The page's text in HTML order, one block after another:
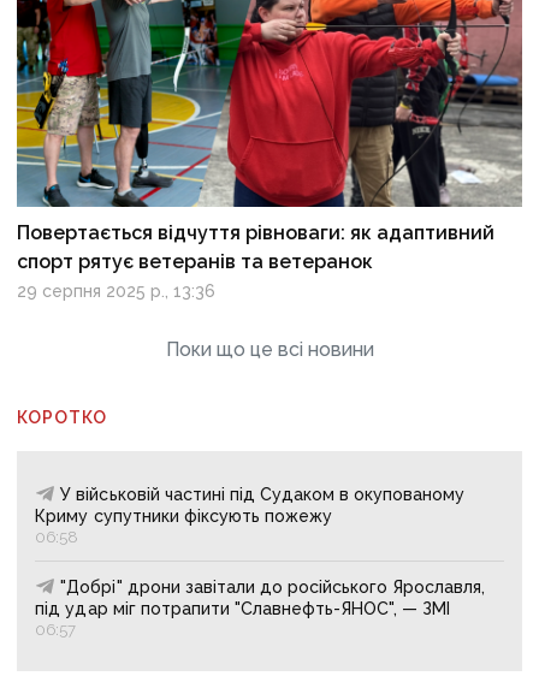
Повертається відчуття рівноваги: як адаптивний
спорт рятує ветеранів та ветеранок
29 серпня 2025 р., 13:36
Поки що це всі новини
КОРОТКО
У військовій частині під Судаком в окупованому
Криму супутники фіксують пожежу
06:58
"Добрі" дрони завітали до російського Ярославля,
під удар міг потрапити "Славнефть-ЯНОС", — ЗМІ
06:57